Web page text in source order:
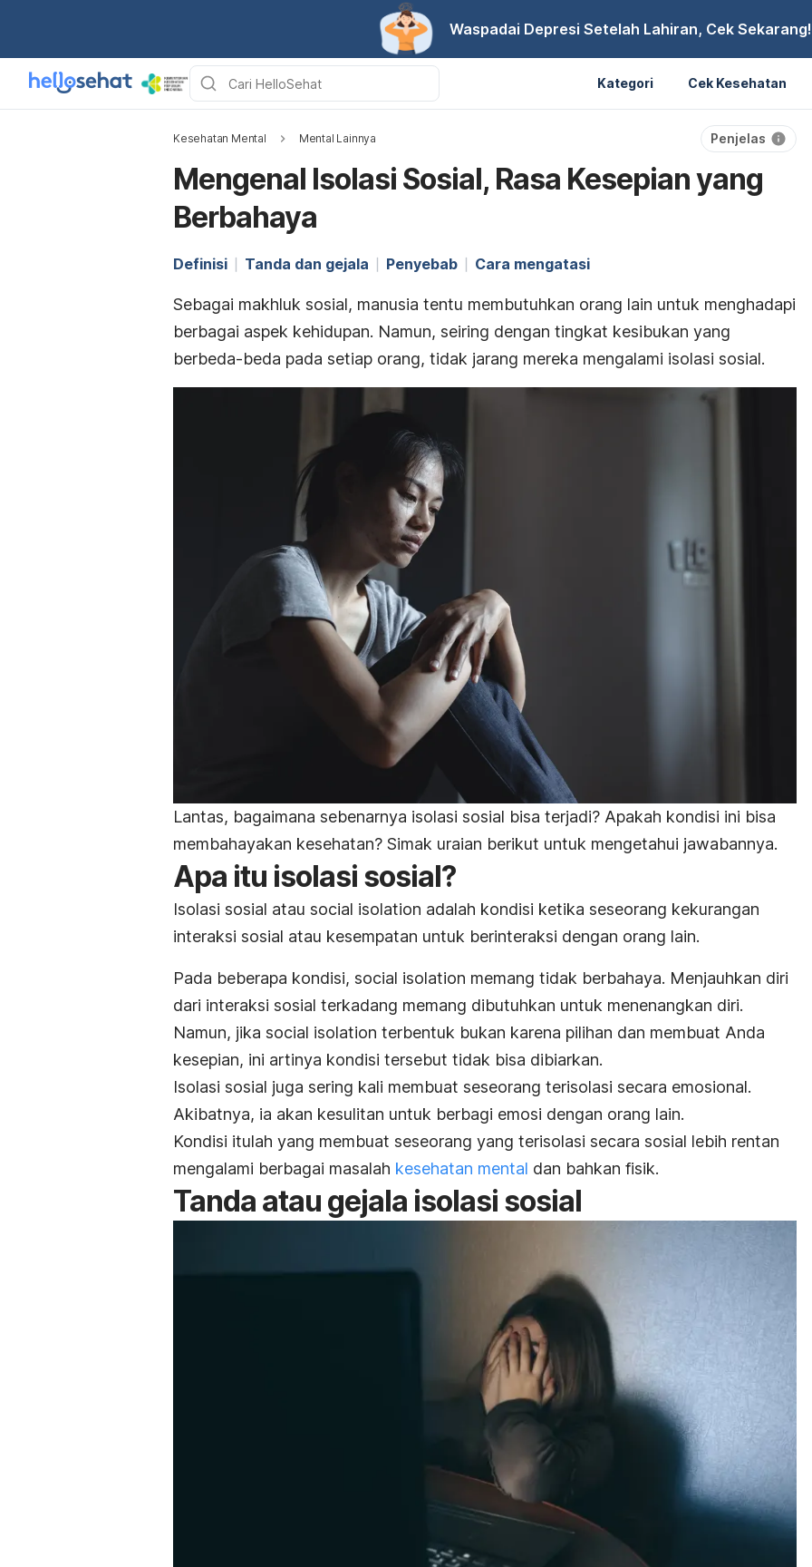
Waspadai Depresi Setelah Lahiran, Cek Sekarang!
Kategori Cek Kesehatan
Kesehatan Mental Mental Lainnya Penjelas
Mengenal Isolasi Sosial, Rasa Kesepian yang
Berbahaya
Definisi Tanda dan gejala Penyebab Cara mengatasi
Sebagai makhluk sosial, manusia tentu membutuhkan orang lain untuk menghadapi
berbagai aspek kehidupan. Namun, seiring dengan tingkat kesibukan yang
berbeda-beda pada setiap orang, tidak jarang mereka mengalami isolasi sosial.
Lantas, bagaimana sebenarnya isolasi sosial bisa terjadi? Apakah kondisi ini bisa
membahayakan kesehatan? Simak uraian berikut untuk mengetahui jawabannya.
Apa itu isolasi sosial?
Isolasi sosial atau social isolation adalah kondisi ketika seseorang kekurangan
interaksi sosial atau kesempatan untuk berinteraksi dengan orang lain.
Pada beberapa kondisi, social isolation memang tidak berbahaya. Menjauhkan diri
dari interaksi sosial terkadang memang dibutuhkan untuk menenangkan diri.
Namun, jika social isolation terbentuk bukan karena pilihan dan membuat Anda
kesepian, ini artinya kondisi tersebut tidak bisa dibiarkan.
Isolasi sosial juga sering kali membuat seseorang terisolasi secara emosional.
Akibatnya, ia akan kesulitan untuk berbagi emosi dengan orang lain.
Kondisi itulah yang membuat seseorang yang terisolasi secara sosial lebih rentan
mengalami berbagai masalah kesehatan mental dan bahkan fisik.
Tanda atau gejala isolasi sosial